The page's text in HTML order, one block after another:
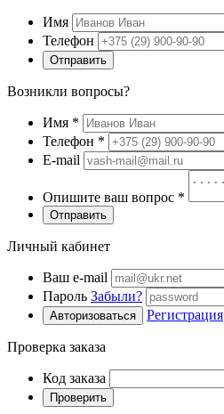
Имя
Телефон
Отправить
Возникли вопросы?
Имя *
Телефон *
E-mail
Опишите ваш вопрос *
Отправить
Личный кабинет
Ваш e-mail
Пароль Забыли?
Авторизоваться Регистрация
Проверка заказа
Код заказа
Проверить